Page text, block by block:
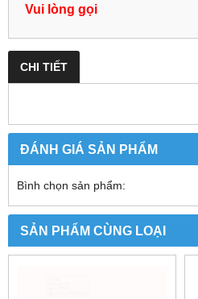
Vui lòng gọi
CHI TIẾT
ĐÁNH GIÁ SẢN PHẨM
Bình chọn sản phẩm:
SẢN PHẨM CÙNG LOẠI